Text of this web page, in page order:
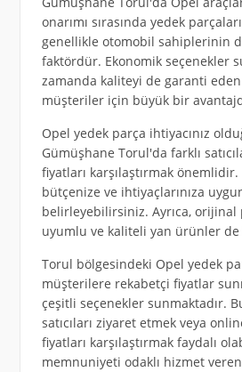
onarımı sırasında yedek
genellikle otomobil sahiplerinin
faktördür. Ekonomik seçenekler
zamanda kaliteyi de garanti eden
müşteriler için büyük bir
Opel yedek parça ihtiyacınız
Gümüşhane Torul'da farklı
fiyatları karşılaştırmak
bütçenize ve ihtiyaçlarınıza
belirleyebilirsiniz. Ayrıca, orijinal
uyumlu ve kaliteli yan ürünler
Torul bölgesindeki Opel yedek
müşterilere rekabetçi fiyatlar
çeşitli seçenekler sunmaktadır.
satıcıları ziyaret etmek veya
fiyatları karşılaştırmak faydalı
memnuniyeti odaklı hizmet veren